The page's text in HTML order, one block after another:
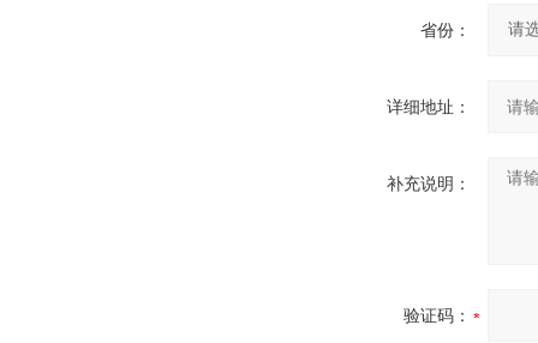
省份：
详细地址：
补充说明：
验证码：